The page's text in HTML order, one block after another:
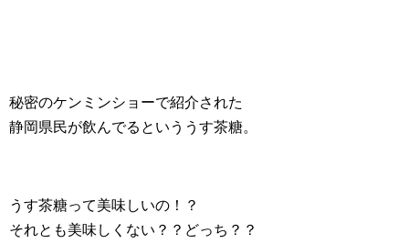
秘密のケンミンショーで紹介された
静岡県民が飲んでるといううす茶糖。
うす茶糖って美味しいの！？
それとも美味しくない？？どっち？？